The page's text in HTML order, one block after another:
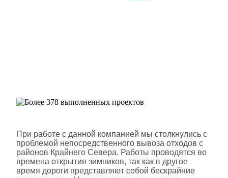
При работе с данной компанией мы столкнулись с
проблемой непосредственного вывоза отходов с
районов Крайнего Севера. Работы проводятся во
времена открытия зимников, так как в другое
время дороги представляют собой бескрайние